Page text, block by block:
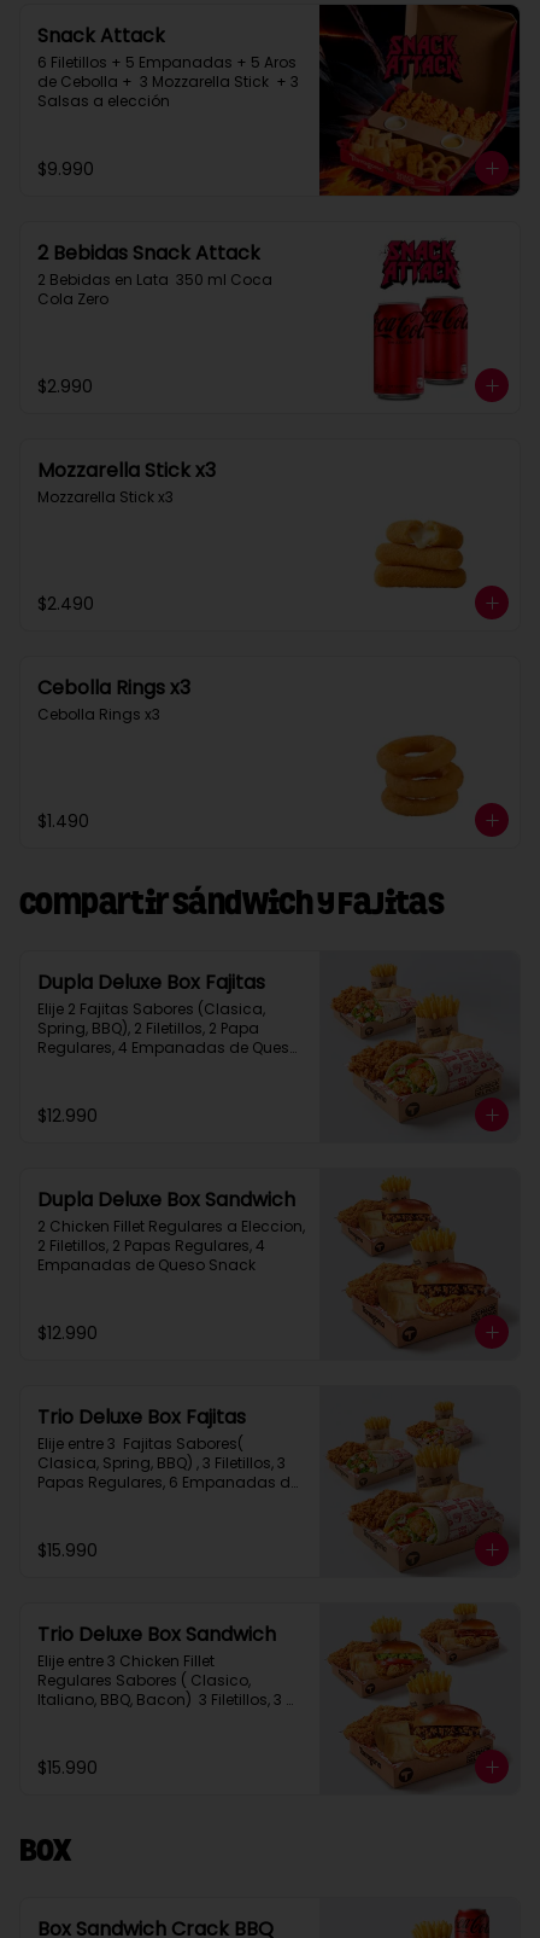
Snack Attack
6 Filetillos + 5 Empanadas + 5 Aros
de Cebolla +  3 Mozzarella Stick  + 3
Salsas a elección
$9.990
2 Bebidas Snack Attack
2 Bebidas en Lata  350 ml Coca
Cola Zero
$2.990
Mozzarella Stick x3
Mozzarella Stick x3
$2.490
Cebolla Rings x3
Cebolla Rings x3
$1.490
Compartir Sándwich y Fajitas
Dupla Deluxe Box Fajitas
Elije 2 Fajitas Sabores (Clasica,
Spring, BBQ), 2 Filetillos, 2 Papa
Regulares, 4 Empanadas de Queso
$12.990
Dupla Deluxe Box Sandwich
2 Chicken Fillet Regulares a Eleccion,
2 Filetillos, 2 Papas Regulares, 4
Empanadas de Queso Snack
$12.990
Trio Deluxe Box Fajitas
Elije entre 3  Fajitas Sabores(
Clasica, Spring, BBQ) , 3 Filetillos, 3
Papas Regulares, 6 Empanadas de
$15.990
Trio Deluxe Box Sandwich
Elije entre 3 Chicken Fillet
Regulares Sabores ( Clasico,
Italiano, BBQ, Bacon)  3 Filetillos, 3
$15.990
Box
Box Sandwich Crack BBQ